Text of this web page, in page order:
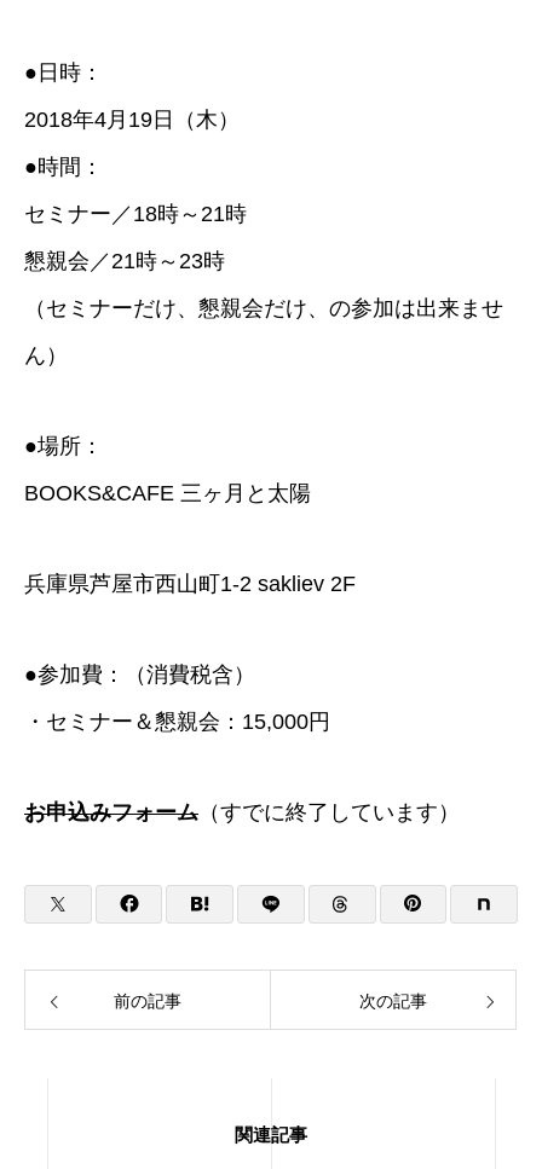
● 日時：
2018年4 月 19日（木）
●時間：
セミナー／ 18時～ 21時
懇親会／ 21時～ 23時
（セミナーだけ、懇親会だけ、の参加は出来ませ
ん）
●場所：
BOOKS&CAFE 三ヶ月と太陽
兵庫県芦屋市西山町1-2 sakliev 2F
●参加費：（消費税含）
・セミナー＆懇親会： 15,000円
お申込みフォーム （すでに終了しています）
前の記事 次の記事
関連記事